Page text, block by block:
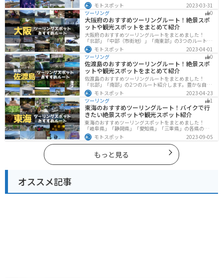
の4つのルート紹介します。古い町並みや神社仏閣、自然
に囲まれた風光明媚なスポットが数多く存在し、様々な
楽しみ方ができます。バイクで京都府にツーリングに行
く際は参考にしてください。
モトスポット
2023-03-31
ツーリング
0
大阪府のおすすめツーリングルート！絶景スポ
ットや観光スポットをまとめて紹介
大阪府のおすすめツーリングルートをまとめました！
「北部」「中部（市街地）」「南東部」の3つのルート紹
介します。歴史と近代が融合した魅力的なエリアで様々
な楽しみ方ができます。バイクで大阪府にツーリングに
行く際は参考にしてください。
モトスポット
2023-04-01
ツーリング
0
佐渡島のおすすめツーリングルート！絶景スポ
ットや観光スポットをまとめて紹介
佐渡島のおすすめツーリングルートをまとめました！
「北部」「南部」の2つのルート紹介します。豊かな自然
と歴史的なスポット、トキなどの貴重な動物を見られる
スポットが多数あります。バイクで佐渡島にツーリング
に行く際は参考にしてください。
モトスポット
2023-04-23
ツーリング
1
東海のおすすめツーリングルート！バイクで行
きたい絶景スポットや観光スポット紹介
東海のおすすめツーリングスポットをまとめました！
「岐阜県」「静岡県」「愛知県」「三重県」の各県の観
光地紹介します。自然豊かな山々や湖、温泉地が点在
し、四季折々の景色を楽しめるスポットが多数ありま
す。バイクで東海にツーリングに行く際は参考にしてく
ださい。
モトスポット 2023-09-05
もっと見る
オススメ記事